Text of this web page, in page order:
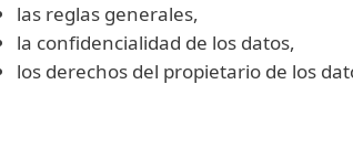
las reglas generales,
la confidencialidad de los datos,
los derechos del propietario de los